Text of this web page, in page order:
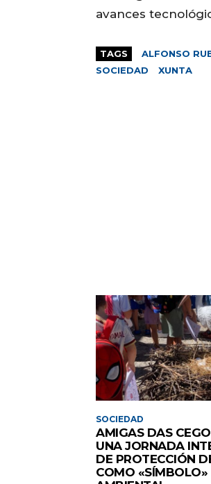
avances
TAGS ALFONSO
SOCIEDAD
XUNTA
SOCIEDAD
AMIGAS DAS
UNA JORNADA
DE PROTECCIÓN
COMO «SÍMBOLO»